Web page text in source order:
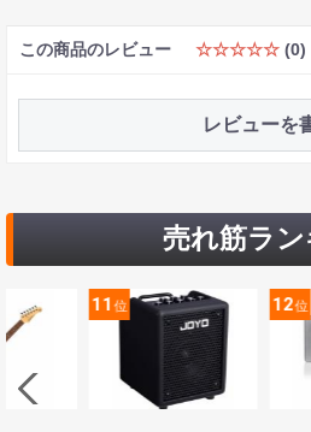
この商品のレビュー ☆☆☆☆☆ (0)
レビューを
売れ筋ラ
位 位